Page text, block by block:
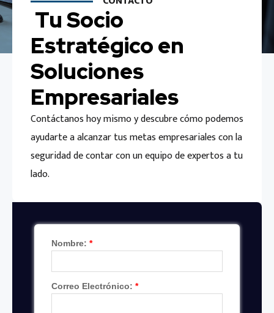
Tu Socio
Estratégico en
Soluciones
Empresariales
Contáctanos hoy mismo y descubre cómo podemos
ayudarte a alcanzar tus metas empresariales con la
seguridad de contar con un equipo de expertos a tu
lado.